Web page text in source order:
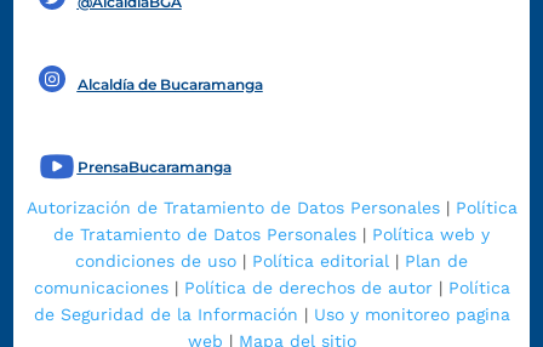
Alcaldía de Bucaramanga
PrensaBucaramanga
Autorización de Tratamiento de Datos Personales| Política
de Tratamiento de Datos Personales | Política web y
condiciones de uso | Política editorial | Plan de
comunicaciones| Política de derechos de autor| Política
de Seguridad de la Información | Uso y monitoreo pagina
web | Mapa del sitio